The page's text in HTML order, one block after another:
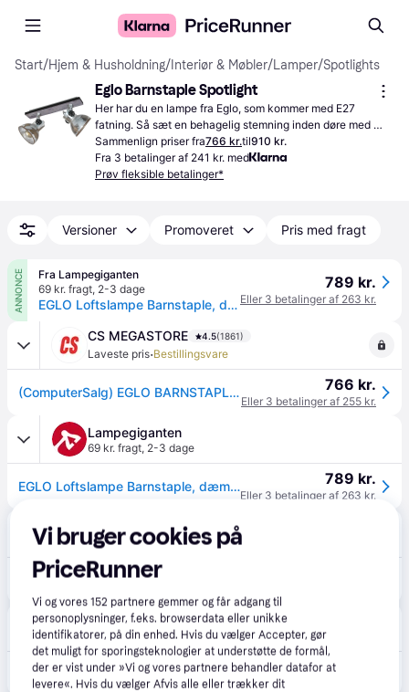
Start/Hjem & Husholdning/ Interiør & Møbler/Lamper/Spotlights
Eglo Barnstaple Spotlight
Her har du en lampe fra Eglo, som kommer med E27
fatning. Så sæt en behagelig stemning inden døre med
denne belysning.
Sammenlign priser fra766 kr.til910 kr.
Fra 3 betalinger af 241 kr. med
Prøv fleksible betalinger*
Versioner Promoveret Pris med fragt
ANNONCE
Fra Lampegiganten
69 kr. fragt, 2-3 dage
EGLO Loftslampe Barnstaple, dæmpbar, Aluminium/grå/zink, Stue/spisestue, Metal, Industrielt design
789 kr.
Eller 3 betalinger af 263 kr.
CS MEGASTORE 4.5(1861)
Laveste pris·Bestillingsvare
(ComputerSalg) EGLO BARNSTAPLE VÆG 2L L475 ANTIK BRUN 766 kr.
Eller 3 betalinger af 255 kr.
Lampegiganten
69 kr. fragt, 2-3 dage
EGLO Loftslampe Barnstaple, dæmpbar, Aluminium/grå/zink, Stue/spisestue, Metal, Industrielt design 789 kr.
Eller 3 betalinger af 263 kr.
Proshop.dk 4.8(1280)
39 kr. fragt,4-5 dage
BAUHAUS 5.0(3)
Bestillingsvare
Eglo Barnstaple spotskinne antik brun 47,5 cm 910 kr.
Vi bruger cookies på
PriceRunner
Vi og vores152 partnere gemmer og får adgang til
personoplysninger, f.eks. browserdata eller unikke
identifikatorer, på din enhed. Hvis du vælger Accepter, gør
det muligt for sporingsteknologier at understøtte de formål,
der er vist under »Vi og vores partnere behandler datafor at
levere«. Hvis du vælger Afvis alle eller trækker dit